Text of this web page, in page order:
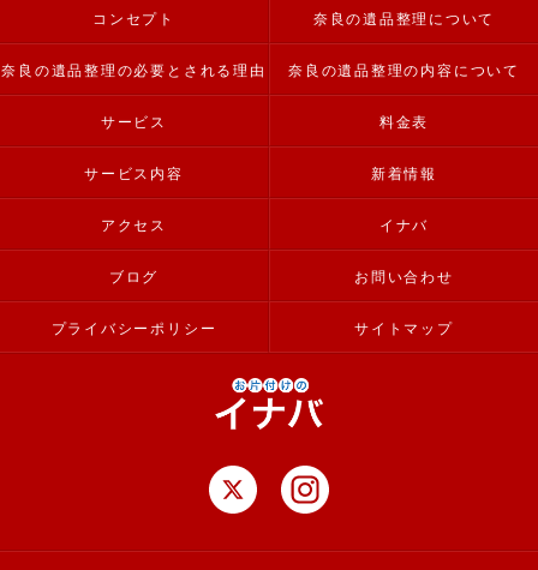
コンセプト 奈良の遺品整理について
奈良の遺品整理の必要とされる理由 奈良の遺品整理の内容について
サービス 料金表
サービス内容 新着情報
アクセス イナバ
ブログ お問い合わせ
プライバシーポリシー サイトマップ